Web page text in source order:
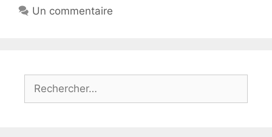
Un commentaire
Rechercher :